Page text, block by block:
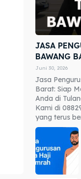
JASA
BAWANG
Juni 30, 2026
Jasa
Barat: Siap
Anda di
Kami di
yang terus